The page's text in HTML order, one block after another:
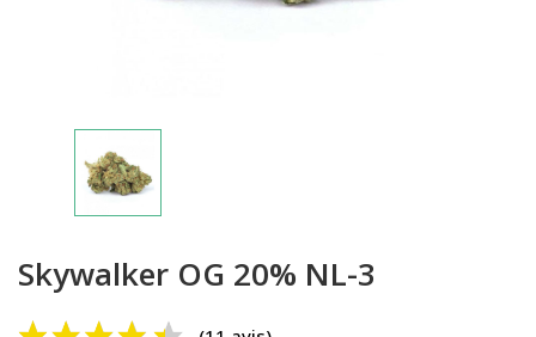
Skywalker OG 20% NL-3